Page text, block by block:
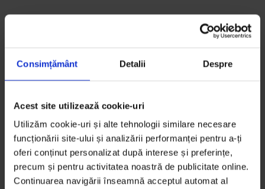
Consimțământ Detalii Despre
Acest site utilizează cookie-uri
Utilizăm cookie-uri și alte tehnologii similare necesare
funcționării site-ului și analizării performanței pentru a-ți
oferi conținut personalizat după interese și preferințe,
precum și pentru activitatea noastră de publicitate online.
Continuarea navigării înseamnă acceptul automat al